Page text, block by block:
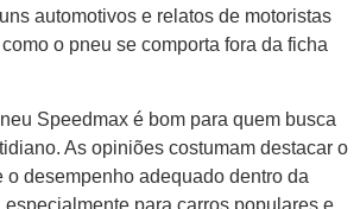
automotivos e relatos de motoristas
o pneu se comporta fora da ficha
Speedmax é bom para quem busca
As opiniões costumam destacar o
o desempenho adequado dentro da
especialmente para carros populares e